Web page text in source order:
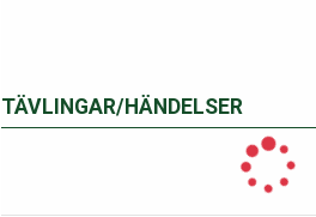
TÄVLINGAR/HÄNDELSER